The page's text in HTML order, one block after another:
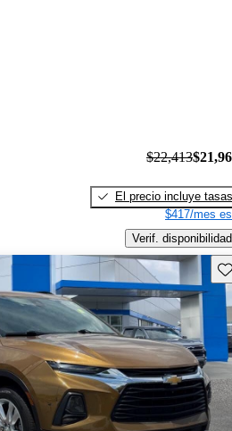
$22,413
El precio incluye tasas
$417/mes
Verif. disponibilidad